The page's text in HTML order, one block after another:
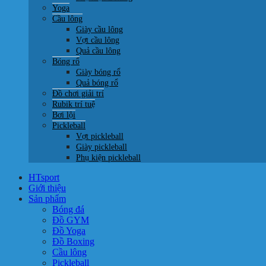
Yoga
Cầu lông
Giày cầu lông
Vợt cầu lông
Quả cầu lông
Bóng rổ
Giày bóng rổ
Quả bóng rổ
Đồ chơi giải trí
Rubik trí tuệ
Bơi lội
Pickleball
Vợt pickleball
Giày pickleball
Phụ kiện pickleball
HTsport
Giới thiệu
Sản phẩm
Bóng đá
Đồ GYM
Đồ Yoga
Đồ Boxing
Cầu lông
Pickleball